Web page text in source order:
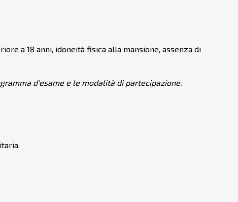
a 18 anni, idoneità fisica alla mansione, assenza di
d'esame e le modalità di partecipazione.